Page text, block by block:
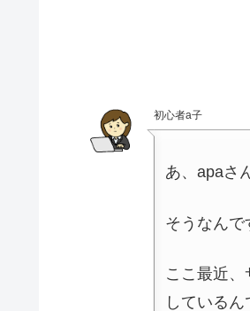
初心者a子
あ、apaさ
そうなんで
ここ最近
している